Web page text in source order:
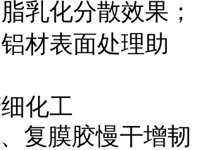
乳化分散效果；
材表面处理助
化工
复膜胶慢干增韧